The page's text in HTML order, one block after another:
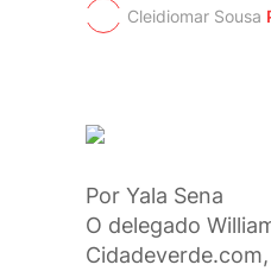
Cleidiomar Sousa
Por Yala Sena
O delegado